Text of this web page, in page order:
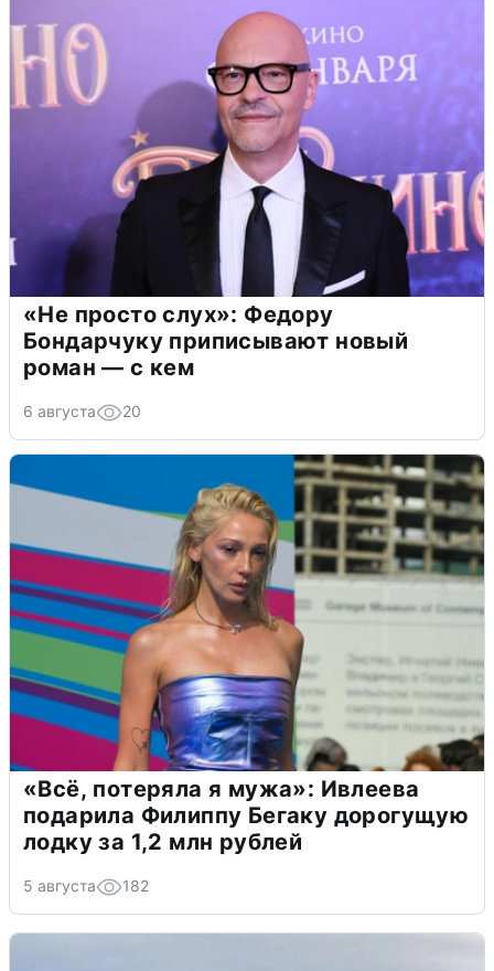
«Не просто слух»: Федору
Бондарчуку приписывают новый
роман — с кем
6 августа 20
«Всё, потеряла я мужа»: Ивлеева
подарила Филиппу Бегаку дорогущую
лодку за 1,2 млн рублей
5 августа 182